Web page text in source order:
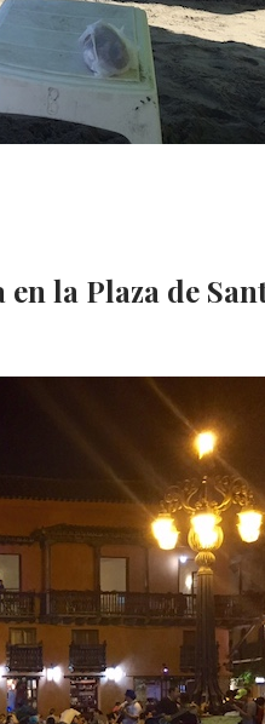
la Plaza de